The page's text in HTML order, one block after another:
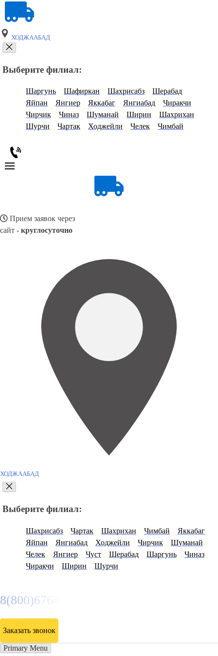
ХОДЖААБАД
Выберите филиал:
Шаргунь Шафиркан Шахрисабз
Шерабад
Яйпан
Янгиер Яккабаг Янгиабад
Чиракчи
Чирчик
Чиназ Шуманай Ширин
Шахрихан
Шурчи
Чартак Ходжейли Челек Чимбай
Прием заявок через
сайт - круглосуточно
ХОДЖААБАД
Выберите филиал:
Шахрисабз Чартак Шахрихан Чимбай
Яккабаг
Яйпан
Янгиабад Ходжейли Чирчик
Шуманай
Челек
Янгиер Чуст Шерабад Шаргунь
Чиназ
Чиракчи
Ширин Шурчи
8(800)6764935
Заказать звонок
Primary Menu